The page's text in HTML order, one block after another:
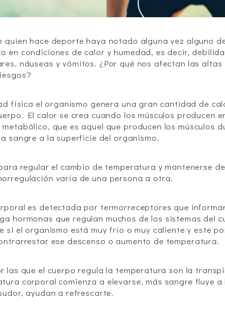
quien hace deporte haya notado alguna vez alguno
en condiciones de calor y humedad, es decir,
náuseas y vómitos. ¿Por qué nos afectan las
física el organismo genera una gran cantidad de
El calor se crea cuando los músculos producen
que es aquel que producen los músculos
sangre a la superficie del organismo.
regular el cambio de temperatura y mantenerse
varía de una persona a otra.
es detectada por termorreceptores que
hormonas que regulan muchos de los sistemas del
si el organismo está muy frío o muy caliente y este
ese descenso o aumento de temperatura.
las que el cuerpo regula la temperatura son la
corporal comienza a elevarse, más sangre fluye
ayudan a refrescarte.